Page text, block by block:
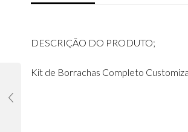
DESCRIÇÃO DO PRODUTO;
Kit de Borrachas Completo